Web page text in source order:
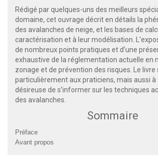
Rédigé par quelques-uns des meilleurs
domaine, cet ouvrage décrit en détails la
des avalanches de neige, et les bases de
caractérisation et à leur modélisation.
de nombreux points pratiques et d’une
exhaustive de la réglementation actuelle en
zonage et de prévention des risques. Le livre
particulièrement aux praticiens, mais aussi
désireuse de s’informer sur les techniques
des avalanches.
Sommaire
Préface
Avant propos